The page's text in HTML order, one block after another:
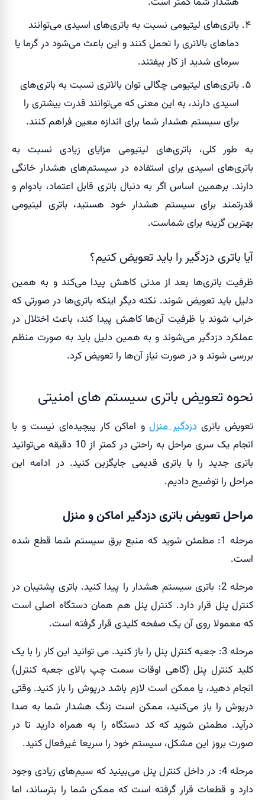
باتری‌های لیتیومی نسبت به باتری‌های اسیدی می‌توانند
دماهای بالاتری را تحمل کنند و این باعث می‌شود در گرما یا
سرمای شدید از کار بیفتند.
باتری‌های لیتیومی چگالی توان بالاتری نسبت به باتری‌های
اسیدی دارند، به این معنی که می‌توانند قدرت بیشتری را
برای سیستم هشدار شما برای اندازه معین فراهم کنند.
به طور کلی، باتری‌های لیتیومی مزایای زیادی نسبت به
باتری‌های اسیدی برای استفاده در سیستم‌های هشدار خانگی
دارند. برهمین اساس اگر به دنبال باتری قابل اعتماد، بادوام و
قدرتمند برای سیستم هشدار خود هستید، باتری لیتیومی
بهترین گزینه برای شماست.
آیا باتری دزدگیر را باید تعویض کنیم؟
ظرفیت باتری‌ها بعد از مدتی کاهش پیدا می‌کند و به همین
دلیل باید تعویض شوند. نکته دیگر اینکه باتری‌ها در صورتی که
خراب شوند یا ظرفیت آن‌ها کاهش پیدا کند، باعث اختلال در
عملکرد دزدگیر می‌شوند و به همین دلیل باید به صورت منظم
بررسی شوند و در صورت نیاز آن‌ها را تعویض کرد.
نحوه تعویض باتری سیستم های امنیتی
تعویض باتریدزدگیر منزلو اماکن کار پیچیده‌ای نیست و با
انجام یک سری مراحل به راحتی در کمتر از 10 دقیقه می‌‎توانید
باتری جدید را با باتری قدیمی جایگزین کنید. در ادامه این
مراحل را توضیح دادیم.
مراحل تعویض باتری دزدگیر اماکن و منزل
مرحله 1: مطمئن شوید که منبع برق سیستم شما قطع شده
است.
مرحله 2: باتری سیستم هشدار را پیدا کنید. باتری پشتیبان در
کنترل پنل قرار دارد. کنترل پنل هم همان دستگاه اصلی است
که معمولا روی آن یک صفحه کلیدی قرار گرفته است.
مرحله 3: جعبه کنترل پنل را باز کنید. می توانید این کار را با یک
کلید کنترل پنل (گاهی اوقات سمت چپ بالای جعبه کنترل)
انجام دهید، یا ممکن است لازم باشد درپوش را باز کنید. وقتی
درپوش را باز می‌کنید، ممکن است زنگ هشدار شما به صدا
درآید. مطمئن شوید که کد دستگاه را به همراه دارید تا در
صورت بروز این مشکل، سیستم خود را سریعا غیرفعال کنید.
مرحله 4: در داخل کنترل پنل می‌بینید که سیم‌های زیادی وجود
دارد و قطعات قرار گرفته است که ممکن شما را بترساند، اما